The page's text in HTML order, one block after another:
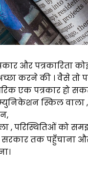
और पत्रकारिता
करने की । वैसे तो
एक पत्रकार हो
स्किल
परिस्थितिओं को
तक पहुँचाना